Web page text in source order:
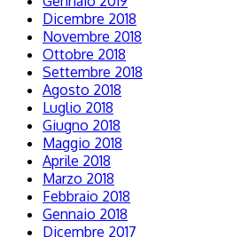
Dicembre 2018
Novembre 2018
Ottobre 2018
Settembre 2018
Agosto 2018
Luglio 2018
Giugno 2018
Maggio 2018
Aprile 2018
Marzo 2018
Febbraio 2018
Gennaio 2018
Dicembre 2017